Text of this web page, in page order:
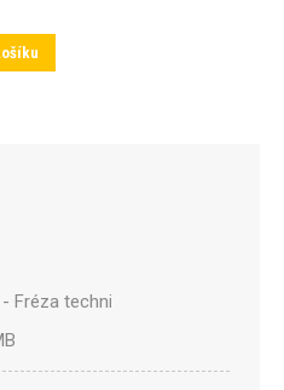
Fréza technická SA-2M válcová